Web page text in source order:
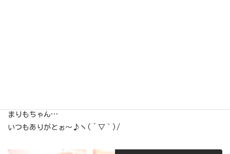
まりもちゃん…
いつもありがとぉ～♪ヽ(´▽｀)/